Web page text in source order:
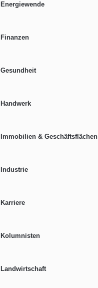
Energiewende
Finanzen
Gesundheit
Handwerk
Immobilien & Geschäftsflächen
Industrie
Karriere
Kolumnisten
Landwirtschaft